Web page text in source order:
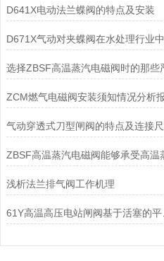
D641X电动法兰蝶阀的特点及安装
ZCM燃气电磁阀安装须知情况分析
气动穿透式刀型闸阀的特点及连接
浅析法兰排气阀工作机理
61Y高温高压电